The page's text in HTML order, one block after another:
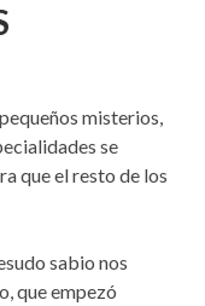
misterios,
se
que el resto de los
sabio nos
que empezó